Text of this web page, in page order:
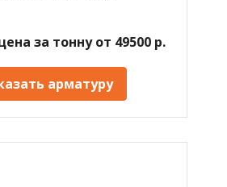
за тонну от 49500 р.
арматуру